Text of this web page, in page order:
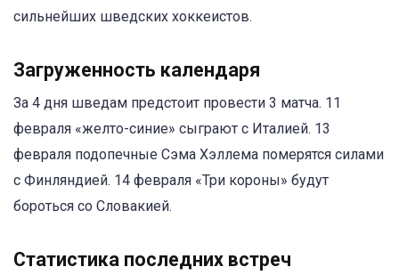
сильнейших шведских хоккеистов.
Загруженность календаря
За 4 дня шведам предстоит провести 3 матча. 11
февраля «желто-синие» сыграют с Италией. 13
февраля подопечные Сэма Хэллема померятся силами
с Финляндией. 14 февраля «Три короны» будут
бороться со Словакией.
Статистика последних встреч